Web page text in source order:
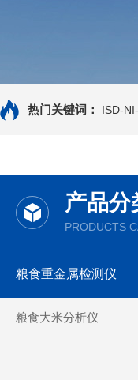
热门关键词： ISD-
产品分
PRODUCTS
粮食重金属检测仪
粮食大米分析仪